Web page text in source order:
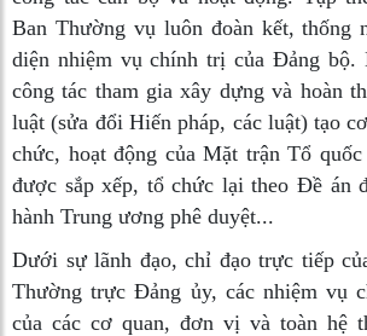
Ban Thường vụ luôn đoàn kết, thống
diện nhiệm vụ chính trị của Đảng bộ.
công tác tham gia xây dựng và hoàn
luật (sửa đổi Hiến pháp, các luật) tạo
chức, hoạt động của Mặt trận Tổ
được sắp xếp, tổ chức lại theo Đề án
hành Trung ương phê duyệt...
Dưới sự lãnh đạo, chỉ đạo trực tiếp
Thường trực Đảng ủy, các nhiệm vụ
của các cơ quan, đơn vị và toàn hệ